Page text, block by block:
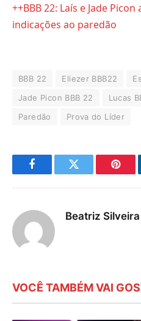
++BBB 22: Laís e Jade
indicações ao paredão
BBB 22 Eliezer BBB22
Jade Picon BBB 22
Lucas
Paredão
Prova do Líder
FacebookTwitter
Beatriz Silveira
VOCÊ TAMBÉM VAI